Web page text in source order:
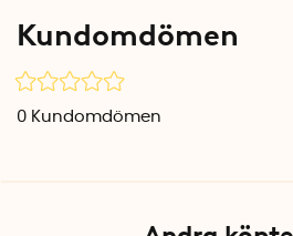
försvinner snyggt under hyllan.
Perfekt för små kök
Genom att utnyttja utrymmet
Kundomdömen
0 Kundomdömen